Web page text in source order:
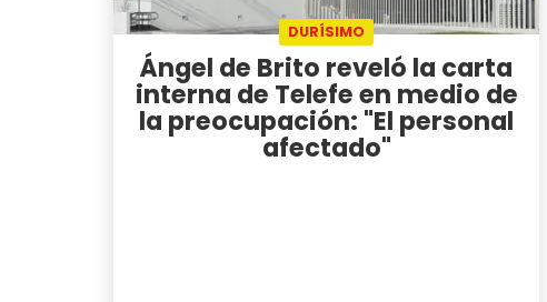
DURÍSIMO
Ángel de Brito reveló la carta
interna de Telefe en medio de
la preocupación: "El personal
afectado"